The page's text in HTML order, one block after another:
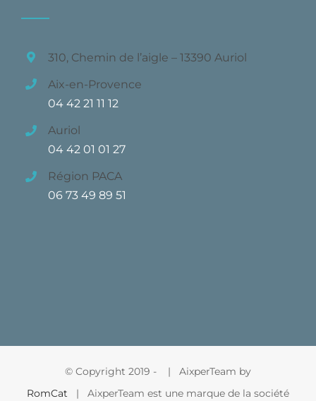
310, Chemin de l’aigle – 13390 Auriol
Aix-en-Provence
04 42 21 11 12
Auriol
04 42 01 01 27
Région PACA
06 73 49 89 51
© Copyright 2019 -
| AixperTeam by
RomCat | AixperTeam est une marque de la société